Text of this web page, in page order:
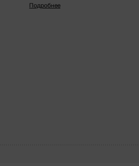
Подробнее